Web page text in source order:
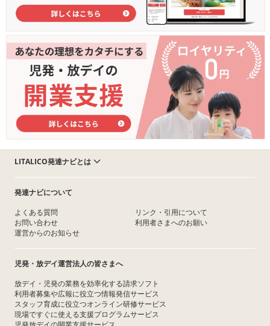
LITALICO発達ナビとは
発達ナビについて
よくある質問
お問い合わせ
運営からのお知らせ
リンク・引用について
利用者さまへのお願い
児発・放デイ運営法人の皆さまへ
放デイ・児発の業務を効率化する請求ソフト
利用者募集や広報に役立つ情報発信サービス
スタッフ育成に役立つオンライン研修サービス
現場ですぐに使える支援プログラムサービス